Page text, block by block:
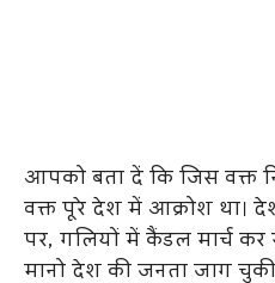
आपको बता दें कि जिस वक्त
वक्त पूरे देश में आक्रोश था।
पर, गलियों में कैंडल मार्च कर
मानो देश की जनता जाग